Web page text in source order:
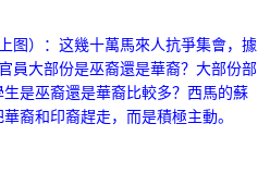
图）：这幾十萬馬來人抗爭集會，據
員大部份是巫裔還是華裔？大部份部
是巫裔還是華裔比較多？西馬的蘇
裔和印裔趕走，而是積極主動。